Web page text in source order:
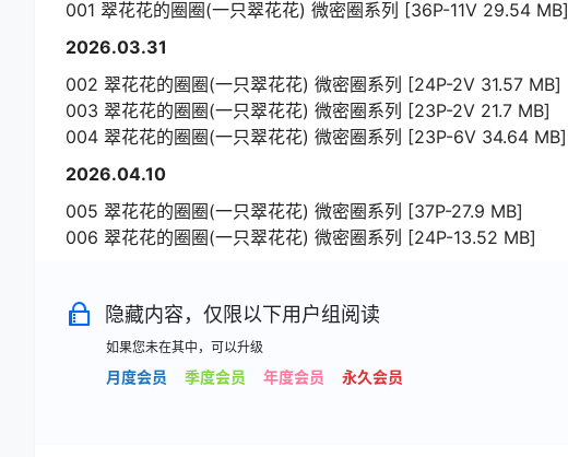
001 翠花花的圈圈(一只翠花花) 微密圈系列 [36P-11V 29.54 MB]
2026.03.31
002 翠花花的圈圈(一只翠花花) 微密圈系列 [24P-2V 31.57 MB]
003 翠花花的圈圈(一只翠花花) 微密圈系列 [23P-2V 21.7 MB]
004 翠花花的圈圈(一只翠花花) 微密圈系列 [23P-6V 34.64 MB]
2026.04.10
005 翠花花的圈圈(一只翠花花) 微密圈系列 [37P-27.9 MB]
006 翠花花的圈圈(一只翠花花) 微密圈系列 [24P-13.52 MB]
隐藏内容，仅限以下用户组阅读
如果您未在其中，可以升级
月度会员 季度会员 年度会员 永久会员